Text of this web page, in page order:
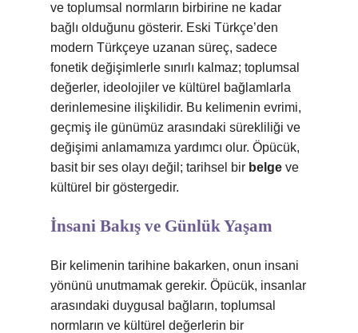
ve toplumsal normların birbirine ne kadar
bağlı olduğunu gösterir. Eski Türkçe’den
modern Türkçeye uzanan süreç, sadece
fonetik değişimlerle sınırlı kalmaz; toplumsal
değerler, ideolojiler ve kültürel bağlamlarla
derinlemesine ilişkilidir. Bu kelimenin evrimi,
geçmiş ile günümüz arasındaki sürekliliği ve
değişimi anlamamıza yardımcı olur. Öpücük,
basit bir ses olayı değil; tarihsel bir belge ve
kültürel bir göstergedir.
İnsani Bakış ve Günlük Yaşam
Bir kelimenin tarihine bakarken, onun insani
yönünü unutmamak gerekir. Öpücük, insanlar
arasındaki duygusal bağların, toplumsal
normların ve kültürel değerlerin bir